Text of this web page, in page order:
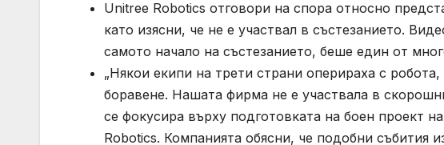
Unitree Robotics отговори на спора относно
като изясни, че не е участвал в състезанието.
самото начало на състезанието, беше един от
„Някои екипи на трети страни оперираха с
боравене. Нашата фирма не е участвала в
се фокусира върху подготовката на боен проект
Robotics. Компанията обясни, че подобни събития